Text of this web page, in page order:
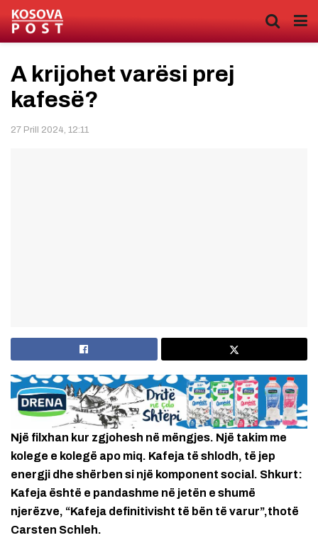
A krijohet varësi prej
kafesë?
27 Prill 2024, 12:11
Një filxhan kur zgjohesh në mëngjes. Një takim me
kolege e kolegë apo miq. Kafeja të shlodh, të jep
energji dhe shërben si një komponent social. Shkurt:
Kafeja është e pandashme në jetën e shumë
njerëzve, “Kafeja definitivisht të bën të varur”,thotë
Carsten Schleh.